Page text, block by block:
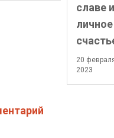
славе и
личное
20
2023